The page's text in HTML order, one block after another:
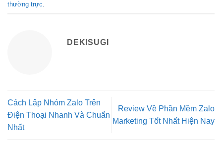
thường trực.
DEKISUGI
Cách Lập Nhóm Zalo Trên
Điện Thoại Nhanh Và Chuẩn
Nhất
Review Về Phần Mềm Zalo
Marketing Tốt Nhất Hiện Nay